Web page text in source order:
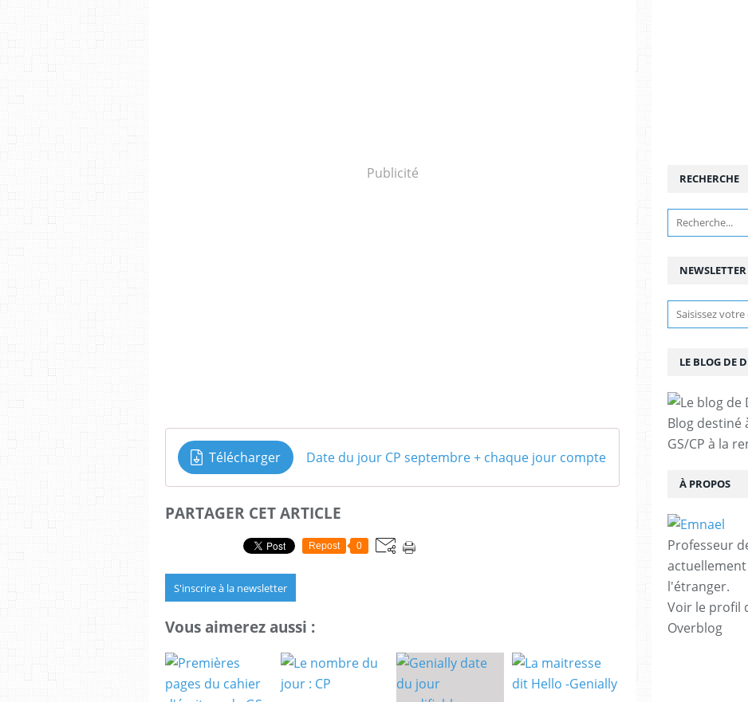
Publicité
Télécharger Date du jour CP septembre + chaque jour compte
PARTAGER CET ARTICLE
Repost 0
S'inscrire à la newsletter
Vous aimerez aussi :
NEWSLETTER
RECHERCHE
LE BLOG DE
Blog destiné
GS/CP à la
À PROPOS
Professeur
actuellement
l'étranger.
Voir le profil
Overblog